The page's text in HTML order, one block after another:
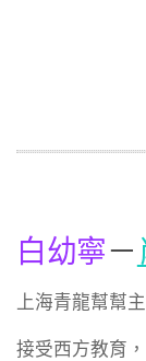
白幼寧－
上海青龍幫幫
接受西方教育